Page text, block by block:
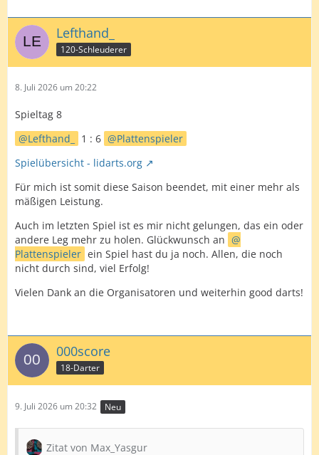
Lefthand_
120-Schleuderer
8. Juli 2026 um 20:22
Spieltag 8
Lefthand_
1 : 6
Plattenspieler
Spielübersicht - lidarts.org
Für mich ist somit diese Saison beendet, mit einer mehr als
mäßigen Leistung.
Auch im letzten Spiel ist es mir nicht gelungen, das ein oder
andere Leg mehr zu holen. Glückwunsch an
Plattenspieler ein Spiel hast du ja noch. Allen, die noch
nicht durch sind, viel Erfolg!
Vielen Dank an die Organisatoren und weiterhin good darts!
000score
18-Darter
9. Juli 2026 um 20:32 Neu
Zitat von Max_Yasgur